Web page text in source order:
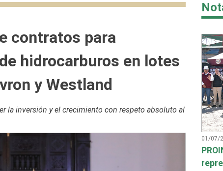
contratos para
hidrocarburos en lotes
y Westland
la inversión y el crecimiento con respeto absoluto al
01/07/